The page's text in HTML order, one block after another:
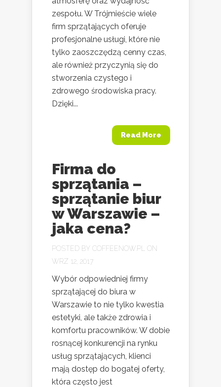
zespołu. W Trójmieście wiele
firm sprzątających oferuje
profesjonalne usługi, które nie
tylko zaoszczędzą cenny czas,
ale również przyczynią się do
stworzenia czystego i
zdrowego środowiska pracy.
Dzięki...
Read More
Firma do
sprzątania –
sprzątanie biur
w Warszawie –
jaka cena?
POSTED BY COFFEENOW.PL
ON
WRZ 12, 2017
Wybór odpowiedniej firmy
sprzątającej do biura w
Warszawie to nie tylko kwestia
estetyki, ale także zdrowia i
komfortu pracowników. W dobie
rosnącej konkurencji na rynku
usług sprzątających, klienci
mają dostęp do bogatej oferty,
która często jest